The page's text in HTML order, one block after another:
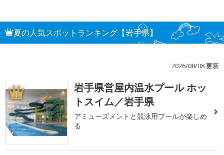
夏の人気スポットランキング【岩手県】
2026/08/08 更新
1
岩手県営屋内温水プール ホッ
トスイム／岩手県
アミューズメントと競泳用プールが楽しめ
る